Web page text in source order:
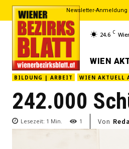
Newsletter-Anmeldung
24.6 C
WIEN
BILDUNG | ARBEIT WIEN AKTUELL
242.000
Lesezeit: 1 Min. 1 Von